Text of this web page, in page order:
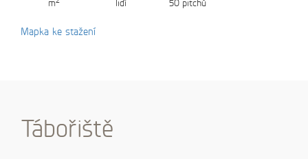
m
lidí
50 pitchů
Mapka ke stažení
Tábořiště